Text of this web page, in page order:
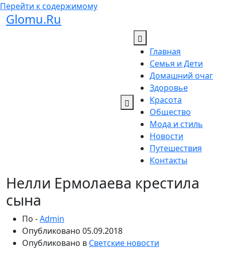
Перейти к содержимому
Glomu.Ru
Главная
Семья и Дети
Домашний очаг
Здоровье
Красота
Общество
Мода и стиль
Новости
Путешествия
Контакты
Нелли Ермолаева крестила
сына
По -Admin
Опубликовано 05.09.2018
Опубликовано в Светские новости